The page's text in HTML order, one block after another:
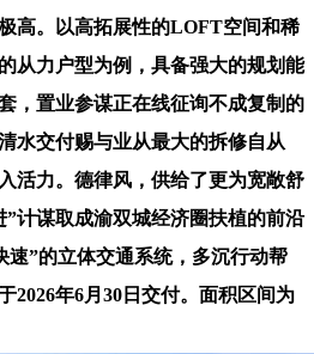
高。以高拓展性的LOFT空间和稀
从力户型为例，具备强大的规划能
，置业参谋正在线征询不成复制的
水交付赐与业从最大的拆修自从
活力。德律风，供给了更为宽敞舒
计谋取成渝双城经济圈扶植的前沿
速”的立体交通系统，多沉行动帮
2026年6月30日交付。面积区间为